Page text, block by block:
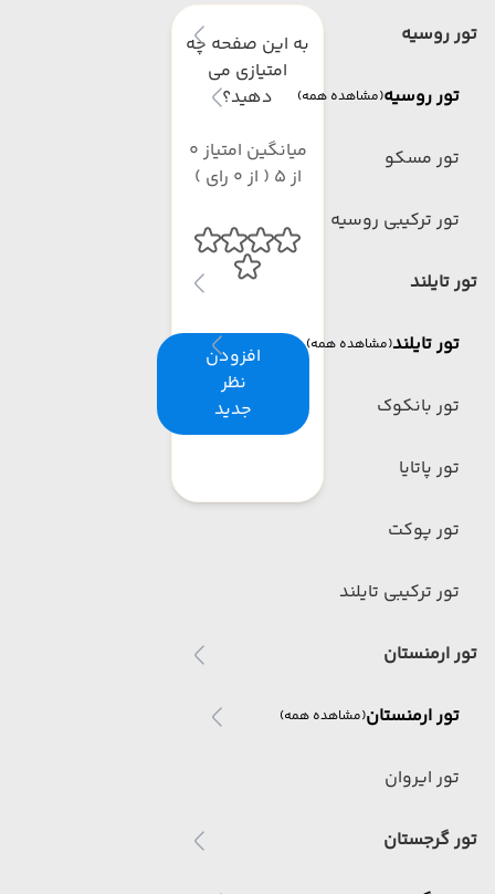
تور روسیه
تور روسیه(مشاهده همه)
تور مسکو
تور ترکیبی روسیه
تور تایلند
تور تایلند(مشاهده همه)
تور بانکوک
تور پاتایا
تور پوکت
تور ترکیبی تایلند
تور ارمنستان
تور ارمنستان(مشاهده همه)
تور ایروان
تور گرجستان
به این صفحه چه
امتیازی می
دهید؟
میانگین امتیاز 0
از 5 ( از 0 رای )
افزودن
نظر
جدید